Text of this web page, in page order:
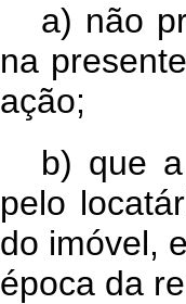
a) não
na
ação;
b) que
pelo
do imóvel,
época da